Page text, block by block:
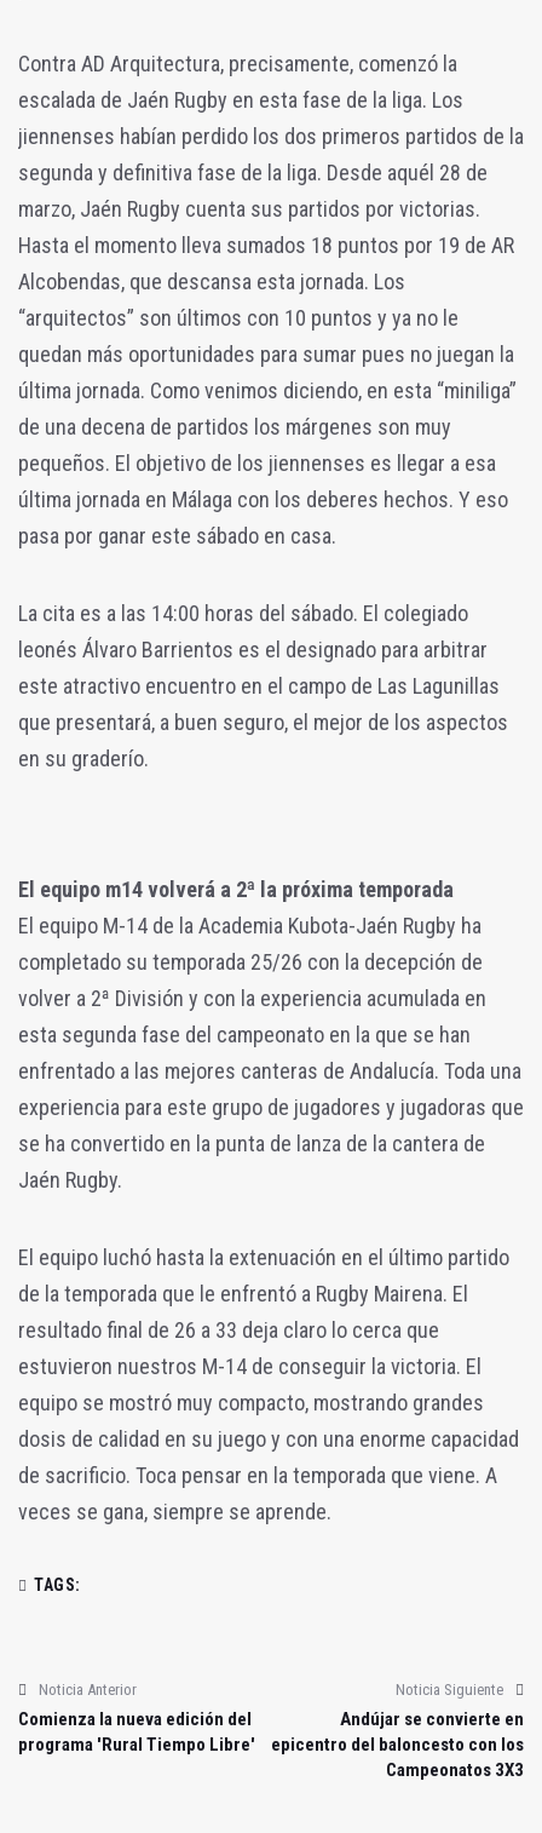
Contra AD Arquitectura, precisamente, comenzó la
escalada de Jaén Rugby en esta fase de la liga. Los
jiennenses habían perdido los dos primeros partidos de la
segunda y definitiva fase de la liga. Desde aquél 28 de
marzo, Jaén Rugby cuenta sus partidos por victorias.
Hasta el momento lleva sumados 18 puntos por 19 de AR
Alcobendas, que descansa esta jornada. Los
“arquitectos” son últimos con 10 puntos y ya no le
quedan más oportunidades para sumar pues no juegan la
última jornada. Como venimos diciendo, en esta “miniliga”
de una decena de partidos los márgenes son muy
pequeños. El objetivo de los jiennenses es llegar a esa
última jornada en Málaga con los deberes hechos. Y eso
pasa por ganar este sábado en casa.
La cita es a las 14:00 horas del sábado. El colegiado
leonés Álvaro Barrientos es el designado para arbitrar
este atractivo encuentro en el campo de Las Lagunillas
que presentará, a buen seguro, el mejor de los aspectos
en su graderío.
El equipo m14 volverá a 2ª la próxima temporada
El equipo M-14 de la Academia Kubota-Jaén Rugby ha
completado su temporada 25/26 con la decepción de
volver a 2ª División y con la experiencia acumulada en
esta segunda fase del campeonato en la que se han
enfrentado a las mejores canteras de Andalucía. Toda una
experiencia para este grupo de jugadores y jugadoras que
se ha convertido en la punta de lanza de la cantera de
Jaén Rugby.
El equipo luchó hasta la extenuación en el último partido
de la temporada que le enfrentó a Rugby Mairena. El
resultado final de 26 a 33 deja claro lo cerca que
estuvieron nuestros M-14 de conseguir la victoria. El
equipo se mostró muy compacto, mostrando grandes
dosis de calidad en su juego y con una enorme capacidad
de sacrificio. Toca pensar en la temporada que viene. A
veces se gana, siempre se aprende.
TAGS:
Noticia Anterior
Comienza la nueva edición del
programa 'Rural Tiempo Libre'
Noticia Siguiente
Andújar se convierte en
epicentro del baloncesto con los
Campeonatos 3X3